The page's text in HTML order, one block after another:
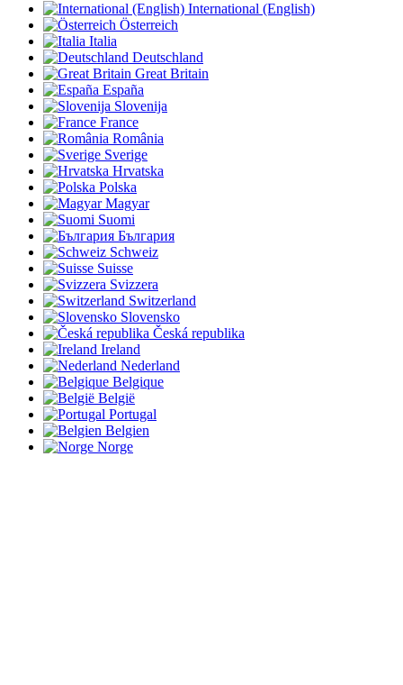
International (English)
Österreich
Italia
Deutschland
Great Britain
España
Slovenija
France
România
Sverige
Hrvatska
Polska
Magyar
Suomi
България
Schweiz
Suisse
Svizzera
Switzerland
Slovensko
Česká republika
Ireland
Nederland
Belgique
België
Portugal
Belgien
Norge